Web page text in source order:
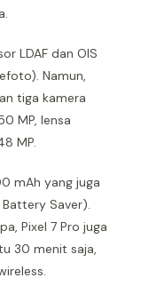
LDAF dan OIS
Namun,
tiga kamera
MP, lensa
MP.
mAh yang juga
Saver).
Pixel 7 Pro juga
30 menit saja,